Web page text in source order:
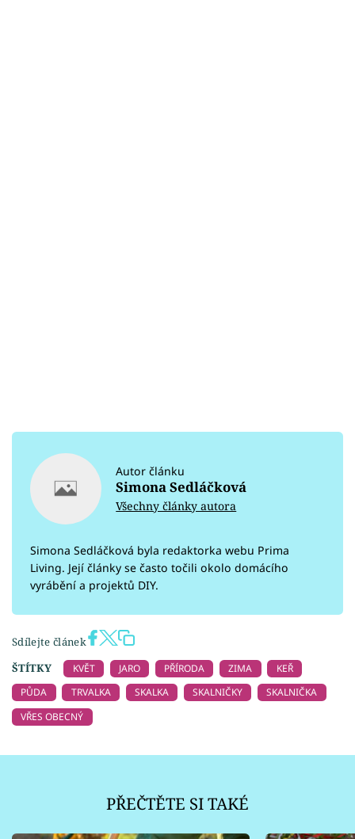
Autor článku
Simona Sedláčková
Všechny články autora
Simona Sedláčková byla redaktorka webu Prima
Living. Její články se často točili okolo domácího
vyrábění a projektů DIY.
Sdílejte článek
ŠTÍTKY
KVĚT JARO PŘÍRODA ZIMA
KEŘ
PŮDA
TRVALKA SKALKA SKALNIČKY
SKALNIČKA
VŘES OBECNÝ
PŘEČTĚTE SI TAKÉ